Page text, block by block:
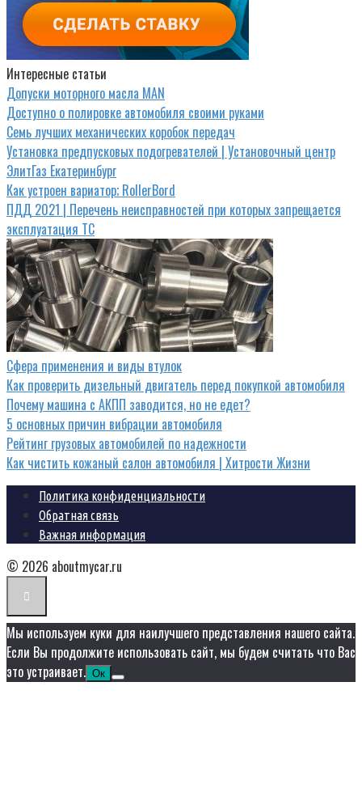
Интересные статьи
Допуски моторного масла MAN
Доступно о полировке автомобиля своими руками
Семь лучших механических коробок передач
Установка предпусковых подогревателей | Установочный центр
ЭлитГаз Екатеринбург
Как устроен вариатор; RollerBord
ПДД 2021 | Перечень неисправностей при которых запрещается
эксплуатация ТС
Сфера применения и виды втулок
Как проверить дизельный двигатель перед покупкой автомобиля
Почему машина с АКПП заводится, но не едет?
5 основных причин вибрации автомобиля
Рейтинг грузовых автомобилей по надежности
Как чистить кожаный салон автомобиля | Хитрости Жизни
Политика конфиденциальности
Обратная связь
Важная информация
© 2026 aboutmycar.ru
Мы используем куки для наилучшего представления нашего сайта.
Если Вы продолжите использовать сайт, мы будем считать что Вас
это устраивает. Ок